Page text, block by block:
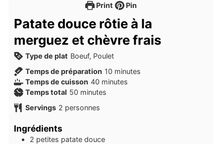
Print Pin
Patate douce rôtie à la
merguez et chèvre frais
Type de plat Boeuf, Poulet
Temps de préparation 10 minutes
minutes
Temps de cuisson 40 minutes
minutes
Temps total 50 minutes
minutes
Servings 2 personnes
Ingrédients
2 petites patate douce